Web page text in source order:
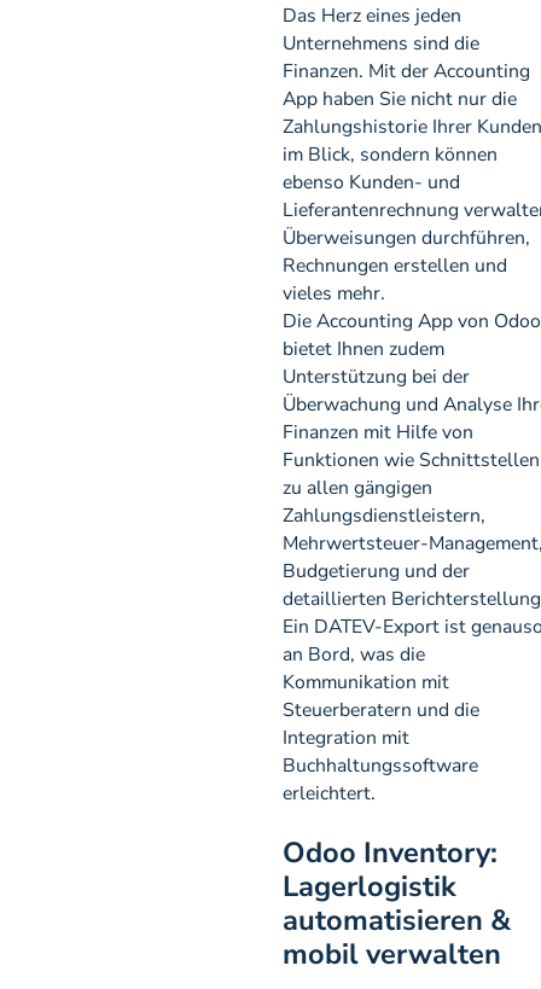
Das Herz eines jeden
Unternehmens sind die
Finanzen. Mit der Accounting
App haben Sie nicht nur die
Zahlungshistorie Ihrer Kunden
im Blick, sondern können
ebenso Kunden- und
Lieferantenrechnung
Überweisungen durchführen,
Rechnungen erstellen und
vieles mehr.
Die Accounting App von Odoo
bietet Ihnen zudem
Unterstützung bei der
Überwachung und Analyse
Finanzen mit Hilfe von
Funktionen wie Schnittstellen
zu allen gängigen
Zahlungsdienstleistern,
Mehrwertsteuer-
Budgetierung und der
detaillierten
Ein DATEV-Export ist
an Bord, was die
Kommunikation mit
Steuerberatern und die
Integration mit
Buchhaltungssoftware
erleichtert.
Odoo Inventory:
Lagerlogistik
automatisieren &
mobil verwalten